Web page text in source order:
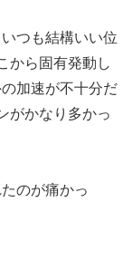
つも結構いい位
から固有発動し
加速が不十分だ
がかなり多かっ
のが痛かっ